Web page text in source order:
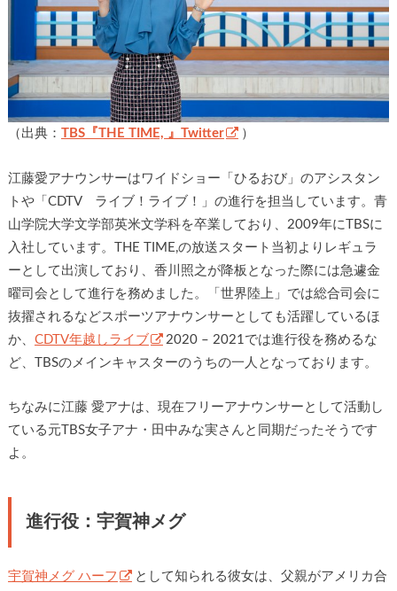
（出典： TBS『THE TIME, 』Twitter ）
江藤愛アナウンサーはワイドショー「ひるおび」のアシスタン
トや「CDTV ライブ！ライブ！」の進行を担当しています。青
山学院大学文学部英米文学科を卒業しており、2009年にTBSに
入社しています。THE TIME,の放送スタート当初よりレギュラ
ーとして出演しており、香川照之が降板となった際には急遽金
曜司会として進行を務めました。「世界陸上」では総合司会に
抜擢されるなどスポーツアナウンサーとしても活躍しているほ
か、 CDTV年越しライブ
2020 – 2021では進行役を務めるな
ど、TBSのメインキャスターのうちの一人となっております。
ちなみに江藤 愛アナは、現在フリーアナウンサーとして活動し
ている元TBS女子アナ・田中みな実さんと同期だったそうです
よ。
進行役：宇賀神メグ
宇賀神メグ ハーフ として知られる彼女は、父親がアメリカ合